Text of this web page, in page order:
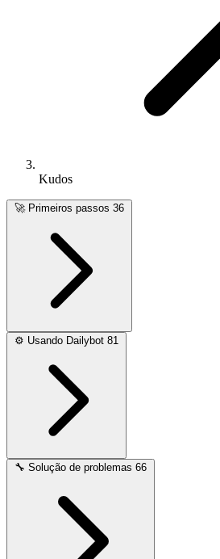
Kudos
🚀 Primeiros passos 36
⚙️ Usando Dailybot 81
🔧 Solução de problemas 66